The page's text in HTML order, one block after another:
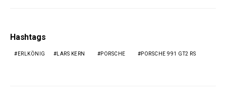
Hashtags
ERLKÖNIG LARS KERN PORSCHE PORSCHE 991 GT2 RS